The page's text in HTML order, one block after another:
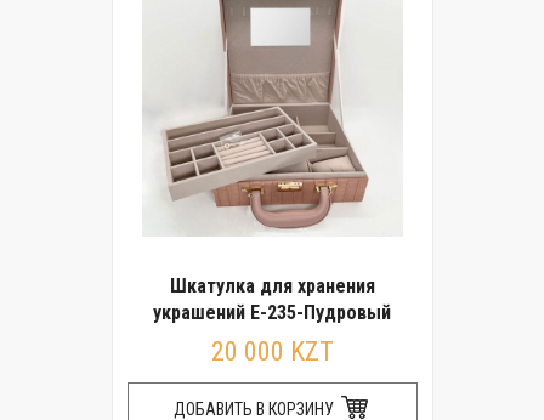
Шкатулка для хранения
украшений E-235-Пудровый
20 000 KZT
ДОБАВИТЬ В КОРЗИНУ